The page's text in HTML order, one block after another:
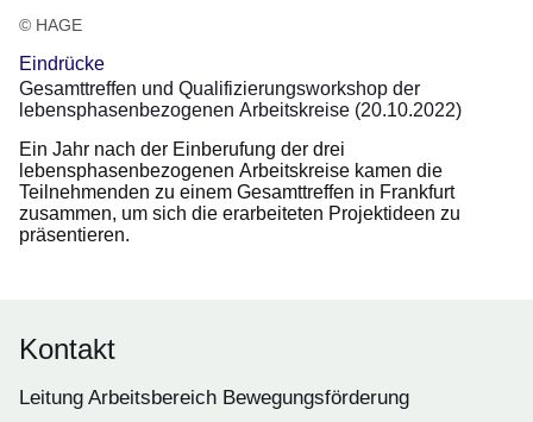
© HAGE
Eindrücke
Gesamttreffen und Qualifizierungsworkshop der
lebensphasenbezogenen Arbeitskreise (20.10.2022)
Ein Jahr nach der Einberufung der drei
lebensphasenbezogenen Arbeitskreise kamen die
Teilnehmenden zu einem Gesamttreffen in Frankfurt
zusammen, um sich die erarbeiteten Projektideen zu
präsentieren.
Kontakt
Leitung Arbeitsbereich Bewegungsförderung